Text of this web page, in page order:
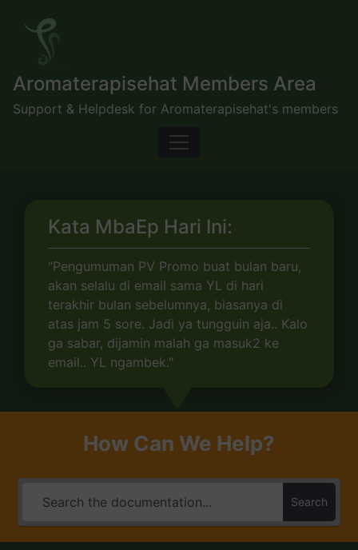
content
Aromaterapisehat Members Area
Support & Helpdesk for Aromaterapisehat's members
Kata MbaEp Hari Ini:
"Pengumuman PV Promo buat bulan baru,
akan selalu di email sama YL di hari
terakhir bulan sebelumnya, biasanya di
atas jam 5 sore. Jadi ya tungguin aja.. Kalo
ga sabar, dijamin malah ga masuk2 ke
email.. YL ngambek."
How Can We Help?
Search